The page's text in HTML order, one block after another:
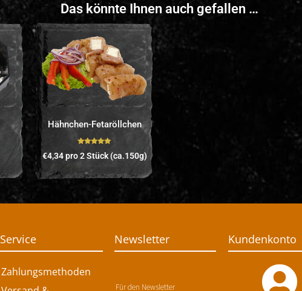
Das könnte Ihnen auch gefallen …
Hähnchen-Fetaröllchen
5.00 von 5
€4,34 pro 2 Stück (ca.150g)
Service
Zahlungsmethoden
Newsletter
Für den Newsletter
Kundenkonto